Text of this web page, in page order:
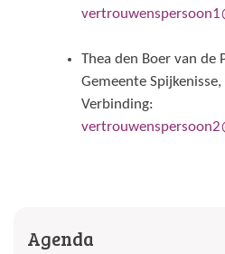
Thea den Boer van de
Gemeente
Verbinding:
Agenda